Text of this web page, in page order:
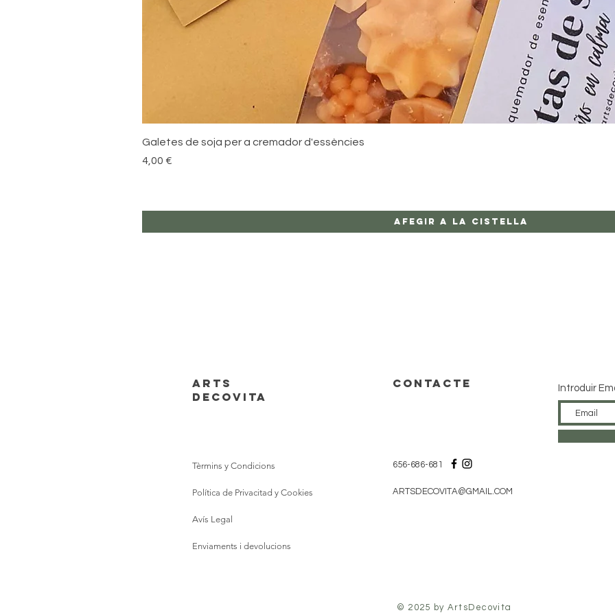
Galetes de soja per a cremador d'essències
Preu
4,00 €
Afegir a la cistella
ARTS
DECOVITA
Tèrmins y Condicions
Política de Privacitad y Cookies
Avís Legal
Enviaments i devolucions
CONTACTE
656-686-681
ARTSDECOVITA@GMAIL.COM
Introduir
© 2025 by ArtsDecovita